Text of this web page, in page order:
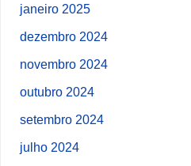
janeiro 2025
dezembro 2024
novembro 2024
outubro 2024
setembro 2024
julho 2024